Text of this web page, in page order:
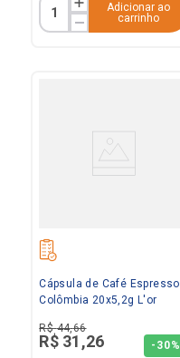
Adicionar ao
carrinho
Cápsula de Café Espresso
Colômbia 20x5,2g L'or
R$ 44,66
R$ 31 ,26 - 30%